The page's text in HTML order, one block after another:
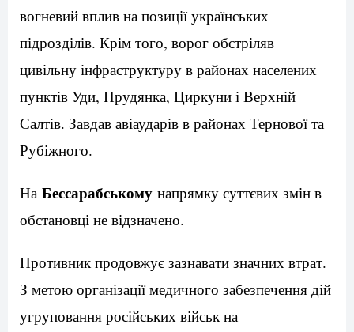
вогневий вплив на позиції українських
підрозділів. Крім того, ворог обстріляв
цивільну інфраструктуру в районах населених
пунктів Уди, Прудянка, Циркуни і Верхній
Салтів. Завдав авіаударів в районах Тернової та
Рубіжного.
На Бессарабському напрямку суттєвих змін в
обстановці не відзначено.
Противник продовжує зазнавати значних втрат.
З метою організації медичного забезпечення дій
угруповання російських військ на